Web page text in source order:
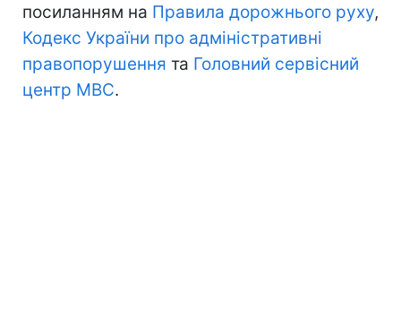
посиланням на Правила дорожнього руху,
Кодекс України про адміністративні
правопорушення та Головний сервісний
центр МВС.